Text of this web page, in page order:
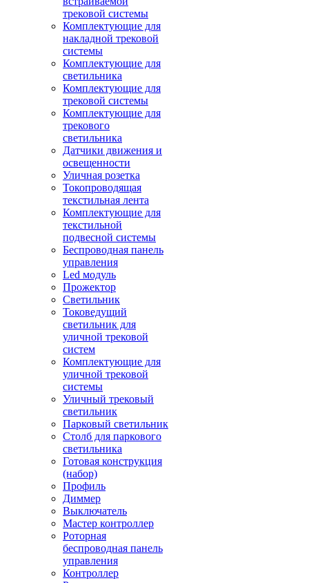
трековой системы
Комплектующие для
накладной трековой
системы
Комплектующие для
светильника
Комплектующие для
трековой системы
Комплектующие для
трекового
светильника
Датчики движения и
освещенности
Уличная розетка
Токопроводящая
текстильная лента
Комплектующие для
текстильной
подвесной системы
Беспроводная панель
управления
Led модуль
Прожектор
Светильник
Токоведущий
светильник для
уличной трековой
систем
Комплектующие для
уличной трековой
системы
Уличный трековый
светильник
Парковый светильник
Столб для паркового
светильника
Готовая конструкция
(набор)
Профиль
Диммер
Выключатель
Мастер контроллер
Роторная
беспроводная панель
управления
Контроллер